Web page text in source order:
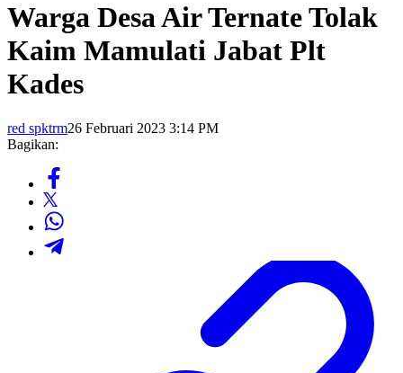
Warga Desa Air Ternate Tolak
Kaim Mamulati Jabat Plt
Kades
red spktrm26 Februari 2023 3:14 PM
Bagikan: